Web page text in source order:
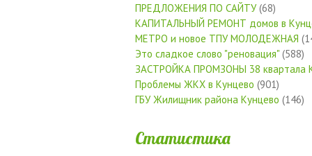
ПРЕДЛОЖЕНИЯ ПО САЙТУ(68)
КАПИТАЛЬНЫЙ РЕМОНТ домов в
МЕТРО и новое ТПУ МОЛОДЕЖНАЯ
Это сладкое слово "реновация" (588)
ЗАСТРОЙКА ПРОМЗОНЫ 38 квартала
Проблемы ЖКХ в Кунцево (901)
ГБУ Жилищник района Кунцево (146)
Статистика